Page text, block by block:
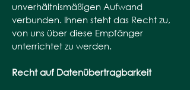
unverhältnismäßigen Aufwand
verbunden. Ihnen steht das Recht zu,
von uns über diese Empfänger
unterrichtet zu werden.
Recht auf Datenübertragbarkeit